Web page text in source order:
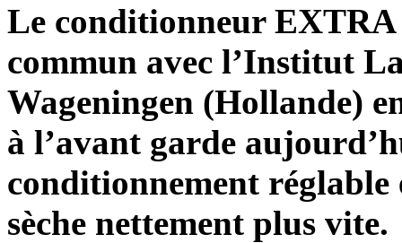
Le conditionneur EXTRA
commun avec l’Institut
Wageningen (Hollande)
à l’avant garde
conditionnement
sèche nettement plus vite.